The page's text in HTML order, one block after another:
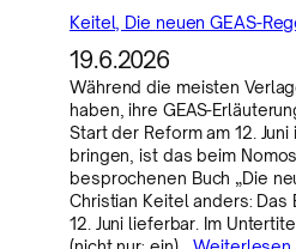
Keitel, Die neuen GEAS-
19.6.2026
Während die meisten
haben, ihre GEAS-
Start der Reform am 12.
bringen, ist das beim
besprochenen Buch „Die
Christian Keitel anders: Das
12. Juni lieferbar. Im